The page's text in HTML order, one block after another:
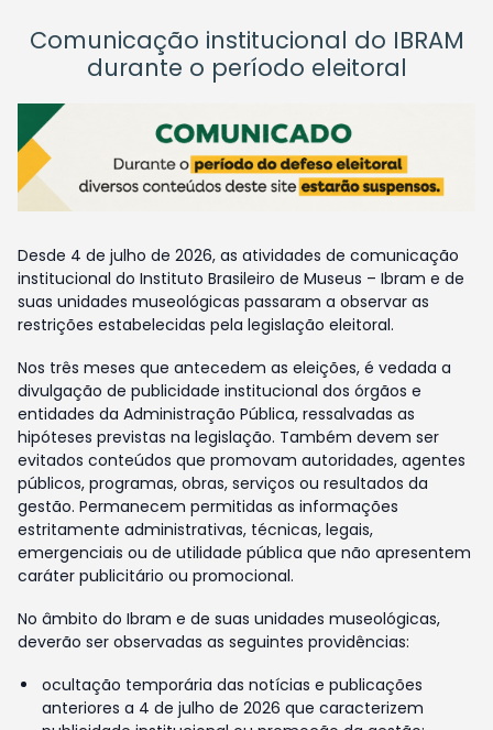
Comunicação institucional do IBRAM
durante o período eleitoral
Desde 4 de julho de 2026, as atividades de comunicação
institucional do Instituto Brasileiro de Museus – Ibram e de
suas unidades museológicas passaram a observar as
restrições estabelecidas pela legislação eleitoral.
Nos três meses que antecedem as eleições, é vedada a
divulgação de publicidade institucional dos órgãos e
entidades da Administração Pública, ressalvadas as
hipóteses previstas na legislação. Também devem ser
evitados conteúdos que promovam autoridades, agentes
públicos, programas, obras, serviços ou resultados da
gestão. Permanecem permitidas as informações
estritamente administrativas, técnicas, legais,
emergenciais ou de utilidade pública que não apresentem
caráter publicitário ou promocional.
No âmbito do Ibram e de suas unidades museológicas,
deverão ser observadas as seguintes providências:
ocultação temporária das notícias e publicações
anteriores a 4 de julho de 2026 que caracterizem